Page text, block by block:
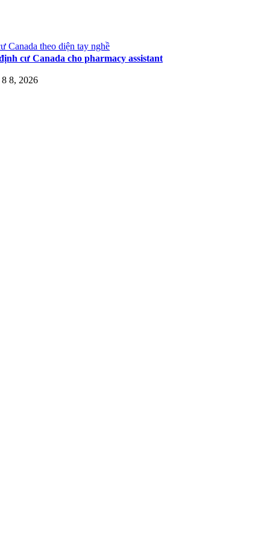
Canada theo diện tay nghề
cư Canada cho pharmacy assistant
8, 2026